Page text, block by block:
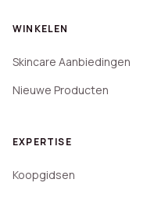
WINKELEN
Skincare Aanbiedingen
Nieuwe Producten
EXPERTISE
Koopgidsen